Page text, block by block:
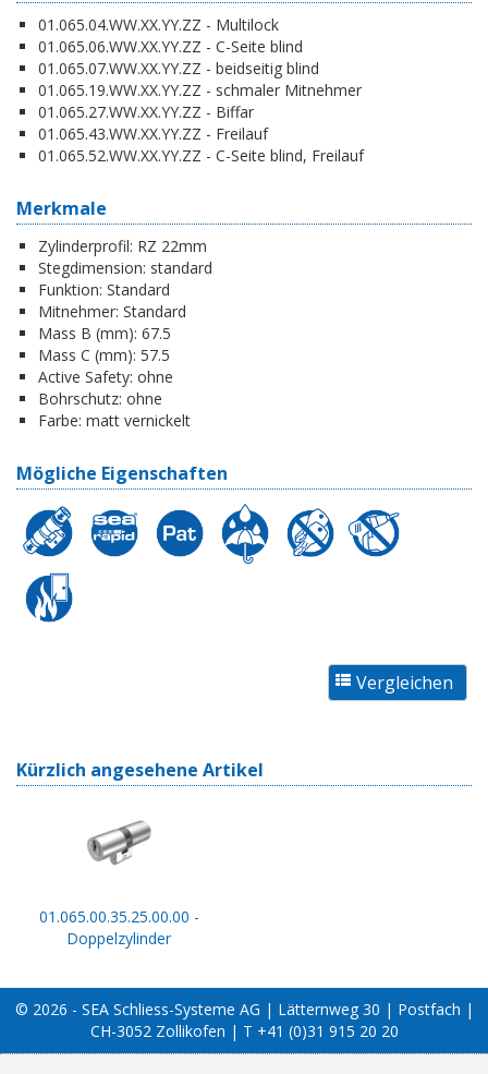
01.065.04.WW.XX.YY.ZZ - Multilock
01.065.06.WW.XX.YY.ZZ - C-Seite blind
01.065.07.WW.XX.YY.ZZ - beidseitig blind
01.065.19.WW.XX.YY.ZZ - schmaler Mitnehmer
01.065.27.WW.XX.YY.ZZ - Biffar
01.065.43.WW.XX.YY.ZZ - Freilauf
01.065.52.WW.XX.YY.ZZ - C-Seite blind, Freilauf
Merkmale
Zylinderprofil: RZ 22mm
Stegdimension: standard
Funktion: Standard
Mitnehmer: Standard
Mass B (mm): 67.5
Mass C (mm): 57.5
Active Safety: ohne
Bohrschutz: ohne
Farbe: matt vernickelt
Mögliche Eigenschaften
Kürzlich angesehene Artikel
01.065.00.35.25.00.00 -
Doppelzylinder
© 2026 - SEA Schliess-Systeme AG | Lätternweg 30 | Postfach |
CH-3052 Zollikofen | T +41 (0)31 915 20 20